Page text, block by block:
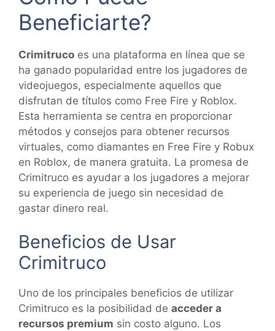
Beneficiarte?
Crimitruco es una plataforma en línea que se
ha ganado popularidad entre los jugadores de
videojuegos, especialmente aquellos que
disfrutan de títulos como Free Fire y Roblox.
Esta herramienta se centra en proporcionar
métodos y consejos para obtener recursos
virtuales, como diamantes en Free Fire y Robux
en Roblox, de manera gratuita. La promesa de
Crimitruco es ayudar a los jugadores a mejorar
su experiencia de juego sin necesidad de
gastar dinero real.
Beneficios de Usar
Crimitruco
Uno de los principales beneficios de utilizar
Crimitruco es la posibilidad de acceder a
recursos premium sin costo alguno. Los